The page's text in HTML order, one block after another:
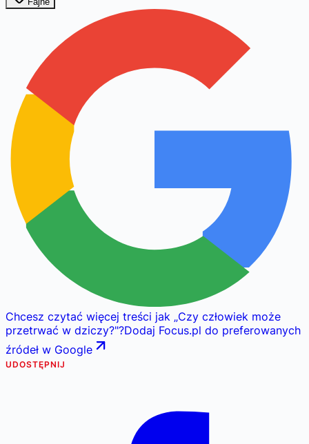
Chcesz czytać więcej treści jak „Czy człowiek może
przetrwać w dziczy?"?Dodaj Focus.pl do preferowanych
źródeł w Google
UDOSTĘPNIJ